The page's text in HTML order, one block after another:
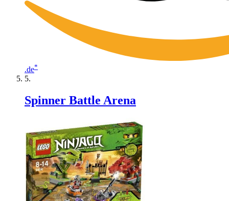
.de*
Spinner Battle Arena